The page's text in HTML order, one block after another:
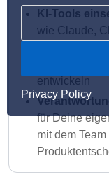
Privacy Policy
KI-Tools
wie Claude,
Prototypen
entwickeln
für Deine
mit dem